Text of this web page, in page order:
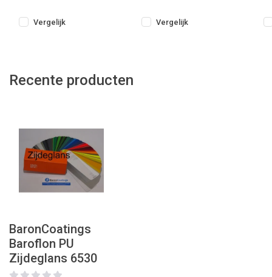
Vergelijk Vergelijk
Recente producten
BaronCoatings
Baroflon PU
Zijdeglans 6530